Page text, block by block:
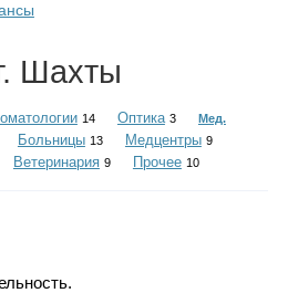
Шахты
14 Оптика 3
Мед.
Больницы 13 Медцентры 9
Ветеринария 9 Прочее 10